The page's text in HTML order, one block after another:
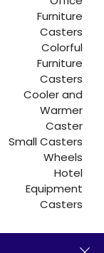
Furniture
Casters
Colorful
Furniture
Casters
Cooler and
Warmer
Caster
Small Casters
Wheels
Hotel
Equipment
Casters